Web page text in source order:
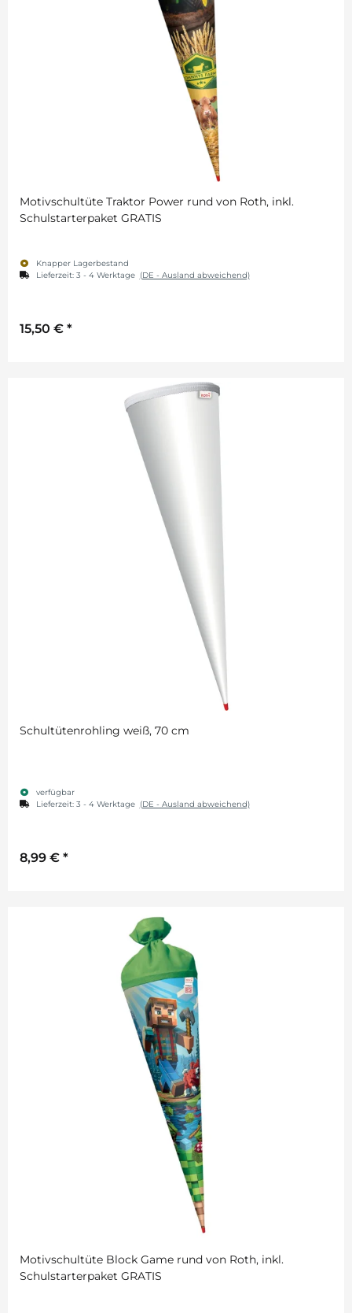
Motivschultüte Traktor Power rund von Roth, inkl.
Schulstarterpaket GRATIS
Knapper Lagerbestand
Lieferzeit: 3 - 4 Werktage (DE - Ausland abweichend)
15,50 € *
Schultütenrohling weiß, 70 cm
verfügbar
Lieferzeit: 3 - 4 Werktage (DE - Ausland abweichend)
8,99 € *
Motivschultüte Block Game rund von Roth, inkl.
Schulstarterpaket GRATIS